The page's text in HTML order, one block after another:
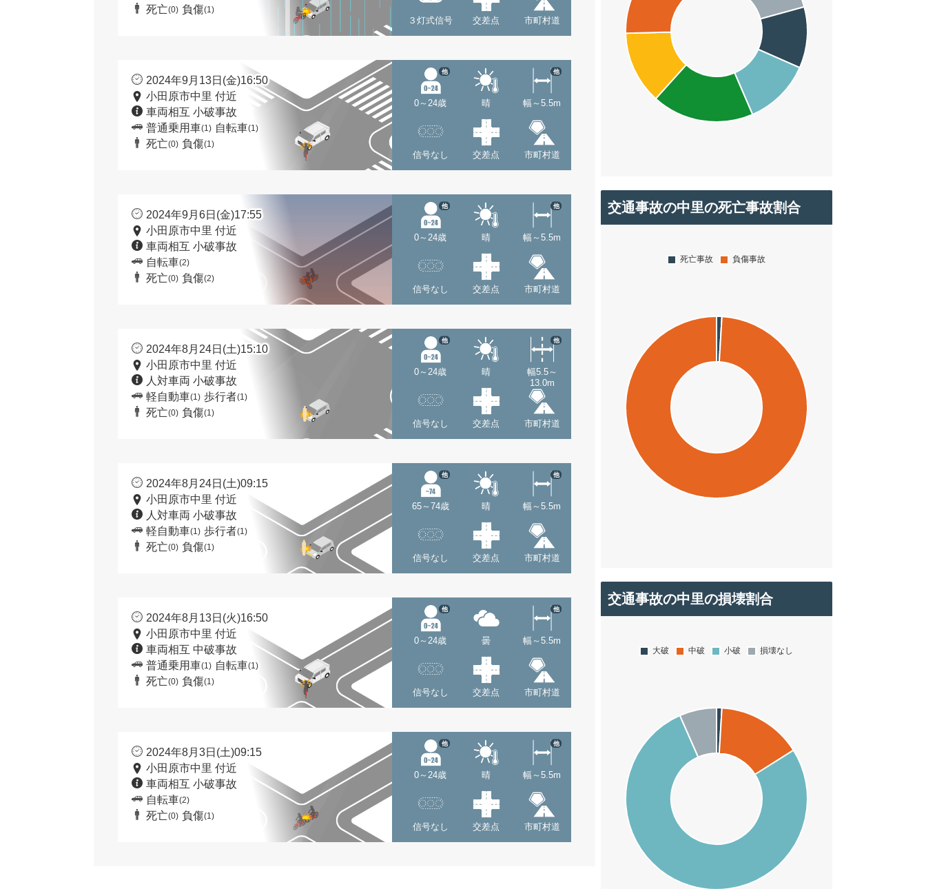
死亡(0) 負傷(1)
３灯式信号 交差点 市町村道
2024年9月13日(金)16:50
小田原市中里 付近
車両相互 小破事故
普通乗用車(1) 自転車(1)
死亡(0) 負傷(1)
0～24歳
他
晴 幅～5.5m
他
信号なし 交差点 市町村道
2024年9月6日(金)17:55
小田原市中里 付近
車両相互 小破事故
自転車(2)
死亡(0) 負傷(2)
0～24歳
他
晴 幅～5.5m
他
信号なし 交差点 市町村道
2024年8月24日(土)15:10
小田原市中里 付近
人対車両 小破事故
軽自動車(1) 歩行者(1)
死亡(0) 負傷(1)
0～24歳
他
晴
幅5.5～
13.0m
他
信号なし 交差点 市町村道
2024年8月24日(土)09:15
小田原市中里 付近
人対車両 小破事故
軽自動車(1) 歩行者(1)
死亡(0) 負傷(1)
65～74歳
他
晴 幅～5.5m
他
信号なし 交差点 市町村道
2024年8月13日(火)16:50
小田原市中里 付近
車両相互 中破事故
普通乗用車(1) 自転車(1)
死亡(0) 負傷(1)
0～24歳
他
曇 幅～5.5m
他
信号なし 交差点 市町村道
2024年8月3日(土)09:15
小田原市中里 付近
車両相互 小破事故
自転車(2)
死亡(0) 負傷(1)
0～24歳
他
晴 幅～5.5m
他
信号なし 交差点 市町村道
交通事故の中里の死亡事故割合
交通事故の中里の損壊割合